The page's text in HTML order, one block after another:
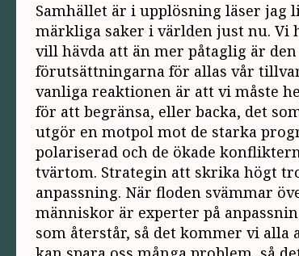
Samhället är i upplösning läser jag
märkliga saker i världen just nu. Vi
vill hävda att än mer påtaglig är den
förutsättningarna för allas vår
vanliga reaktionen är att vi måste
för att begränsa, eller backa, det
utgör en motpol mot de starka
polariserad och de ökade
tvärtom. Strategin att skrika högt
anpassning. När floden svämmar
människor är experter på
som återstår, så det kommer vi